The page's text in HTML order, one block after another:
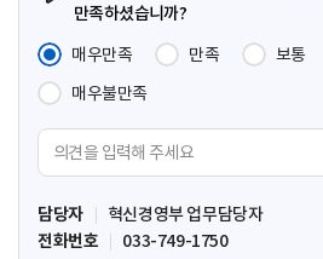
만족하셨습니까?
매우만족
만족 보통
매우불만족
견
입
력
담당자
혁신경영부 업무담당자
전화번호
033-749-1750